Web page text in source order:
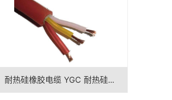
耐热硅橡胶电缆 YGC 耐热硅...